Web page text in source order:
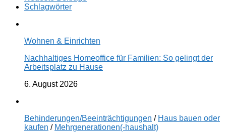
Schlagwörter
Wohnen & Einrichten
Nachhaltiges Homeoffice für Familien: So gelingt der
Arbeitsplatz zu Hause
6. August 2026
Behinderungen/Beeinträchtigungen / Haus bauen oder
kaufen / Mehrgenerationen(-haushalt)